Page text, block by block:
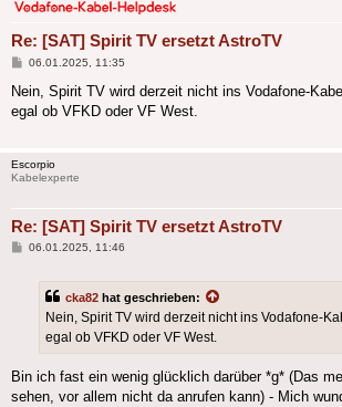
Re: [SAT] Spirit TV ersetzt AstroTV
Beitrag
06.01.2025, 11:35
Nein, Spirit TV wird derzeit nicht ins Vodafone-
egal ob VFKD oder VF West.
Escorpio
Kabelexperte
Re: [SAT] Spirit TV ersetzt AstroTV
Beitrag
06.01.2025, 11:46
cka82 hat geschrieben:
Nein, Spirit TV wird derzeit nicht ins Vodafone-
egal ob VFKD oder VF West.
Bin ich fast ein wenig glücklich darüber *g* (Das
sehen, vor allem nicht da anrufen kann) - Mich